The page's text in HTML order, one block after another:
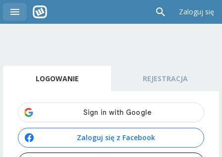
Zaloguj się
LOGOWANIE REJESTRACJA
Zaloguj się z Facebook